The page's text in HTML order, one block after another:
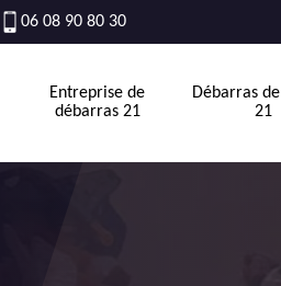
06 08 90 80 30
Entreprise de
débarras 21
Débarras
21